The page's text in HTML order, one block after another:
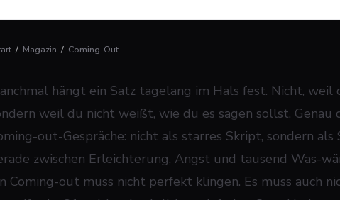
/ Magazin / Coming-Out
hängt ein Satz tagelang im Hals fest. Nicht,
weil du nicht weißt, wie du es sagen sollst.
out-Gespräche: nicht als starres Skript, sondern
zwischen Erleichterung, Angst und tausend Was-
Coming-out muss nicht perfekt klingen. Es muss auch